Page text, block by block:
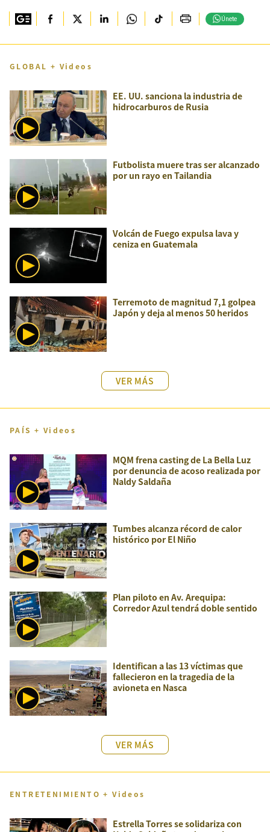
Únete
GLOBAL + Videos
EE. UU. sanciona la industria de
hidrocarburos de Rusia
Futbolista muere tras ser alcanzado
por un rayo en Tailandia
Volcán de Fuego expulsa lava y
ceniza en Guatemala
Terremoto de magnitud 7,1 golpea
Japón y deja al menos 50 heridos
VER MÁS
PAÍS + Videos
MQM frena casting de La Bella Luz
por denuncia de acoso realizada por
Naldy Saldaña
Tumbes alcanza récord de calor
histórico por El Niño
Plan piloto en Av. Arequipa:
Corredor Azul tendrá doble sentido
Identifican a las 13 víctimas que
fallecieron en la tragedia de la
avioneta en Nasca
VER MÁS
ENTRETENIMIENTO + Videos
Estrella Torres se solidariza con